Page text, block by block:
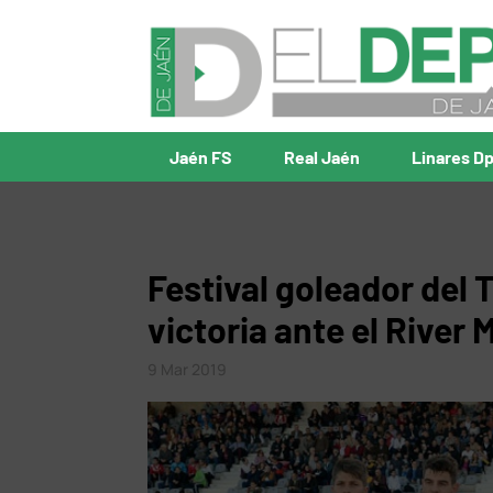
Jaén FS Real Jaén Linares
Festival goleador del
victoria ante el River